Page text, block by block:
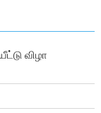
விழா